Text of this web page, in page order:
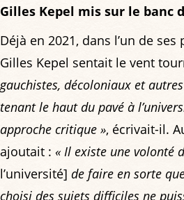
Gilles Kepel mis sur le banc
Déjà en 2021, dans l’un de
Gilles Kepel sentait le vent
gauchistes, décoloniaux et
tenant le haut du pavé à
approche critique », écrivait-il.
ajoutait : « Il existe une volonté
l’université] de faire en sorte
choisi des sujets difficiles ne